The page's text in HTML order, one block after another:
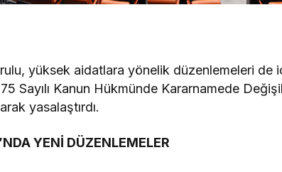
yüksek aidatlara yönelik düzenlemeleri de
Sayılı Kanun Hükmünde Kararnamede
yasalaştırdı.
YENİ DÜZENLEMELER